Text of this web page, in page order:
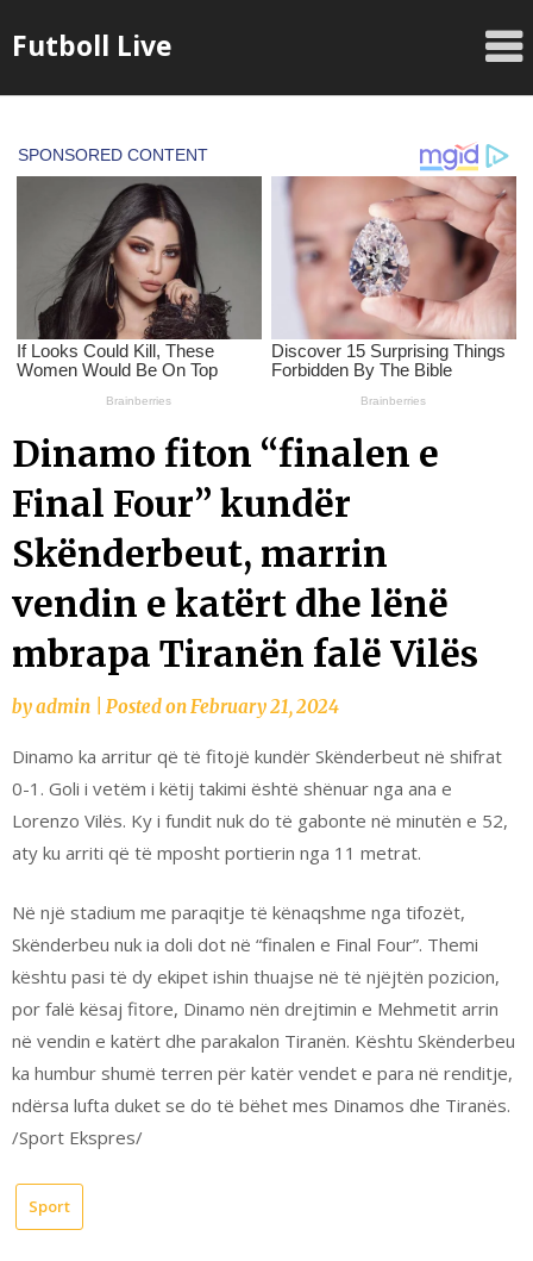
toFutboll Live
Dinamo fiton “finalen e
Final Four” kundër
Skënderbeut, marrin
vendin e katërt dhe lënë
mbrapa Tiranën falë Vilës
byadmin Posted onFebruary 21, 2024
Dinamo ka arritur që të fitojë kundër Skënderbeut në shifrat
0-1. Goli i vetëm i këtij takimi është shënuar nga ana e
Lorenzo Vilës. Ky i fundit nuk do të gabonte në minutën e 52,
aty ku arriti që të mposht portierin nga 11 metrat.
Në një stadium me paraqitje të kënaqshme nga tifozët,
Skënderbeu nuk ia doli dot në “finalen e Final Four”. Themi
kështu pasi të dy ekipet ishin thuajse në të njëjtën pozicion,
por falë kësaj fitore, Dinamo nën drejtimin e Mehmetit arrin
në vendin e katërt dhe parakalon Tiranën. Kështu Skënderbeu
ka humbur shumë terren për katër vendet e para në renditje,
ndërsa lufta duket se do të bëhet mes Dinamos dhe Tiranës.
/Sport Ekspres/
Sport